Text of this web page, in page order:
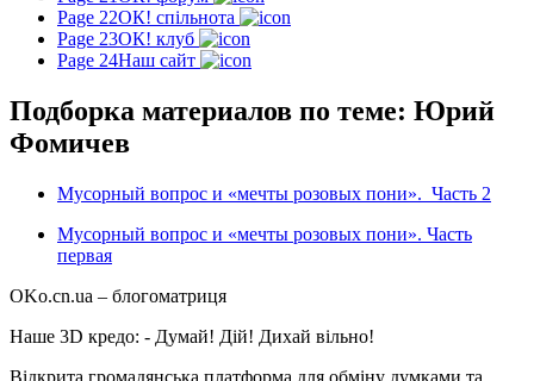
Page 22ОК! спільнота
Page 23ОК! клуб
Page 24Наш сайт
Подборка материалов по теме: Юрий
Фомичев
Мусорный вопрос и «мечты розовых пони». Часть 2
Мусорный вопрос и «мечты розовых пони». Часть
первая
OKo.cn.ua – блогоматриця
Наше 3D кредо: - Думай! Дій! Дихай вільно!
Відкрита громадянська платформа для обміну думками та